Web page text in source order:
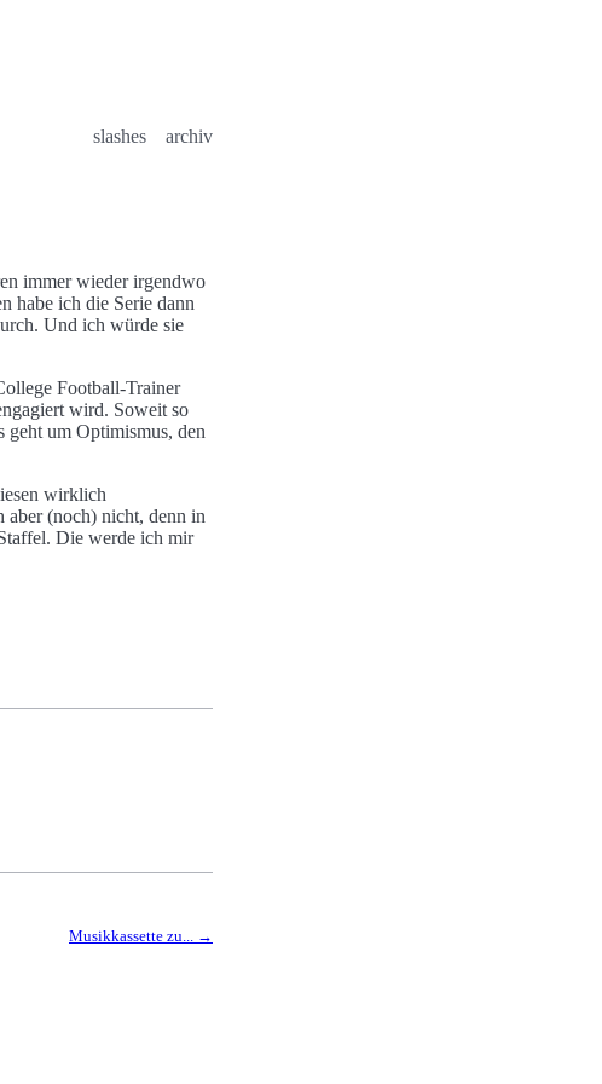
slashes archiv
immer wieder irgendwo
habe ich die Serie dann
Und ich würde sie
Football-Trainer
wird. Soweit so
geht um Optimismus, den
wirklich
aber (noch) nicht, denn in
Die werde ich mir
Musikkassette zu...